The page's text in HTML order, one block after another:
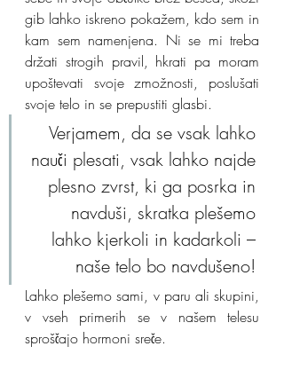
gib lahko iskreno pokažem, kdo sem in
kam sem namenjena. Ni se mi treba
držati strogih pravil, hkrati pa moram
upoštevati svoje zmožnosti, poslušati
svoje telo in se prepustiti glasbi.
Verjamem, da se vsak lahko
nauči plesati, vsak lahko najde
plesno zvrst, ki ga posrka in
navduši, skratka plešemo
lahko kjerkoli in kadarkoli –
naše telo bo navdušeno!
Lahko plešemo sami, v paru ali skupini,
v vseh primerih se v našem telesu
sproščajo hormoni sreče.